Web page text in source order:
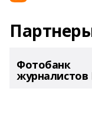
Фотобанк
журналистов